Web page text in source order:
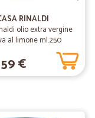
RINALDI
olio extra vergine
al limone ml.250
€